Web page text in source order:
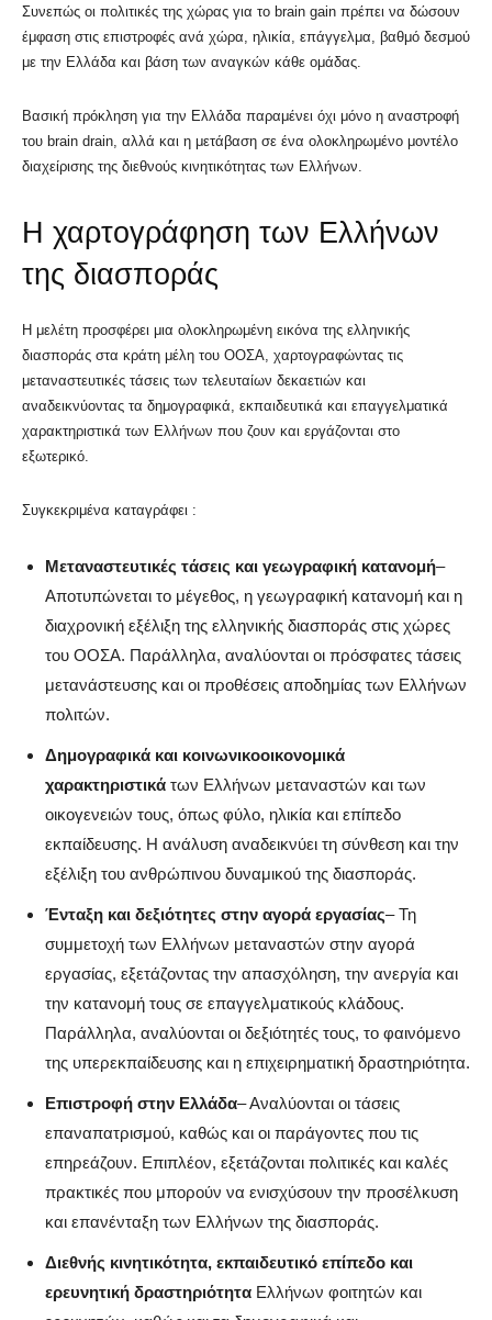
Συνεπώς οι πολιτικές της χώρας για το brain gain πρέπει να δώσουν
έμφαση στις επιστροφές ανά χώρα, ηλικία, επάγγελμα, βαθμό δεσμού
με την Ελλάδα και βάση των αναγκών κάθε ομάδας.
Βασική πρόκληση για την Ελλάδα παραμένει όχι μόνο η αναστροφή
του brain drain, αλλά και η μετάβαση σε ένα ολοκληρωμένο μοντέλο
διαχείρισης της διεθνούς κινητικότητας των Ελλήνων.
Η χαρτογράφηση των Ελλήνων
της διασποράς
Η μελέτη προσφέρει μια ολοκληρωμένη εικόνα της ελληνικής
διασποράς στα κράτη μέλη του ΟΟΣΑ, χαρτογραφώντας τις
μεταναστευτικές τάσεις των τελευταίων δεκαετιών και
αναδεικνύοντας τα δημογραφικά, εκπαιδευτικά και επαγγελματικά
χαρακτηριστικά των Ελλήνων που ζουν και εργάζονται στο
εξωτερικό.
Συγκεκριμένα καταγράφει :
Μεταναστευτικές τάσεις και γεωγραφική κατανομή–
Αποτυπώνεται το μέγεθος, η γεωγραφική κατανομή και η
διαχρονική εξέλιξη της ελληνικής διασποράς στις χώρες
του ΟΟΣΑ. Παράλληλα, αναλύονται οι πρόσφατες τάσεις
μετανάστευσης και οι προθέσεις αποδημίας των Ελλήνων
πολιτών.
Δημογραφικά και κοινωνικοοικονομικά
χαρακτηριστικά των Ελλήνων μεταναστών και των
οικογενειών τους, όπως φύλο, ηλικία και επίπεδο
εκπαίδευσης. Η ανάλυση αναδεικνύει τη σύνθεση και την
εξέλιξη του ανθρώπινου δυναμικού της διασποράς.
Ένταξη και δεξιότητες στην αγορά εργασίας– Τη
συμμετοχή των Ελλήνων μεταναστών στην αγορά
εργασίας, εξετάζοντας την απασχόληση, την ανεργία και
την κατανομή τους σε επαγγελματικούς κλάδους.
Παράλληλα, αναλύονται οι δεξιότητές τους, το φαινόμενο
της υπερεκπαίδευσης και η επιχειρηματική δραστηριότητα.
Επιστροφή στην Ελλάδα– Αναλύονται οι τάσεις
επαναπατρισμού, καθώς και οι παράγοντες που τις
επηρεάζουν. Επιπλέον, εξετάζονται πολιτικές και καλές
πρακτικές που μπορούν να ενισχύσουν την προσέλκυση
και επανένταξη των Ελλήνων της διασποράς.
Διεθνής κινητικότητα, εκπαιδευτικό επίπεδο και
ερευνητική δραστηριότητα Ελλήνων φοιτητών και